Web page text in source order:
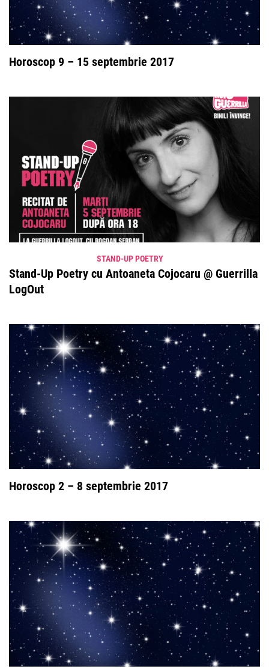
Horoscop 9 – 15 septembrie 2017
STAND-UP POETRY
Stand-Up Poetry cu Antoaneta Cojocaru @ Guerrilla
LogOut
Horoscop 2 – 8 septembrie 2017